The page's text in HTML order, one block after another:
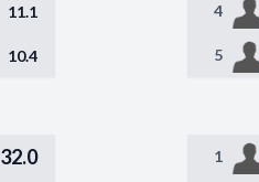
11.1
10.4
4
5
32.0 1